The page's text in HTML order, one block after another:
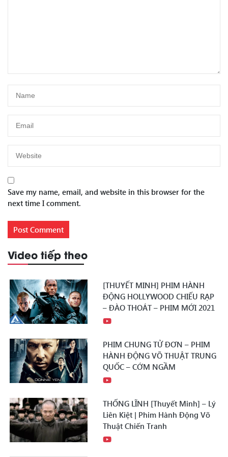
Save my name, email, and website in this browser for the
next time I comment.
Video tiếp theo
[THUYẾT MINH] PHIM HÀNH
ĐỘNG HOLLYWOOD CHIẾU RẠP
– ĐÀO THOÁT – PHIM MỚI 2021
PHIM CHUNG TỬ ĐƠN – PHIM
HÀNH ĐỘNG VÕ THUẬT TRUNG
QUỐC – CỚM NGẦM
THỐNG LĨNH [Thuyết Minh] – Lý
Liên Kiệt | Phim Hành Động Võ
Thuật Chiến Tranh